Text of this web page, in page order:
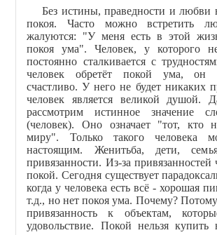
Без истины, праведности и любви
покоя. Часто можно встретить
жалуются: "У меня есть в этой
покоя ума". Человек, у которого
постоянно сталкивается с
человек обретёт покой ума, он
счастливо. У него не будет никаких
человек является великой душой.
рассмотрим истинное значение
(человек). Оно означает "тот, кто
миру". Только такого человека
настоящим. Женитьба, дети,
привязанности. Из-за привязанностей
покой. Сегодня существует
когда у человека есть всё - хорошая
т.д., но нет покоя ума. Почему?
привязанность к объектам,
удовольствие. Покой нельзя